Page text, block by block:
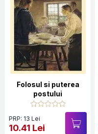
Folosul si puterea
postului
PRP: 13 Lei
10.41 Lei